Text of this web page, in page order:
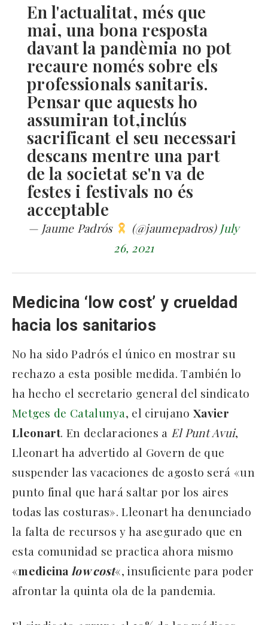
En l'actualitat, més que
mai, una bona resposta
davant la pandèmia no pot
recaure només sobre els
professionals sanitaris.
Pensar que aquests ho
assumiran tot,inclús
sacrificant el seu necessari
descans mentre una part
de la societat se'n va de
festes i festivals no és
acceptable
— Jaume Padrós (@jaumepadros) July
26, 2021
Medicina ‘low cost’ y crueldad
hacia los sanitarios
No ha sido Padrós el único en mostrar su
rechazo a esta posible medida. También lo
ha hecho el secretario general del sindicato
Metges de Catalunya, el cirujano Xavier
Lleonart. En declaraciones a El Punt Avui,
Lleonart ha advertido al Govern de que
suspender las vacaciones de agosto será «un
punto final que hará saltar por los aires
todas las costuras». Lleonart ha denunciado
la falta de recursos y ha asegurado que en
esta comunidad se practica ahora mismo
«medicinalow cost«, insuficiente para poder
afrontar la quinta ola de la pandemia.